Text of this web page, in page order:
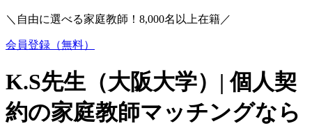
＼自由に選べる家庭教師！ 8,000名以上在籍／
会員登録（無料）
K.S先生（大阪大学）| 個人契
約の家庭教師マッチングなら